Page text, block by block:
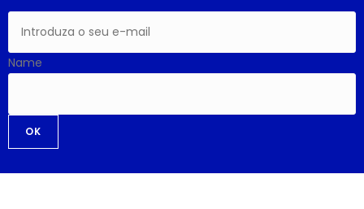
Name
OK